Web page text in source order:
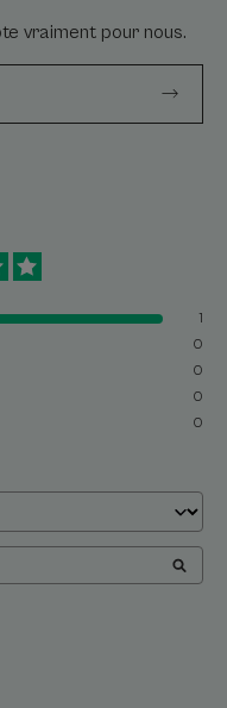
vraiment pour nous.
1
0
0
0
0